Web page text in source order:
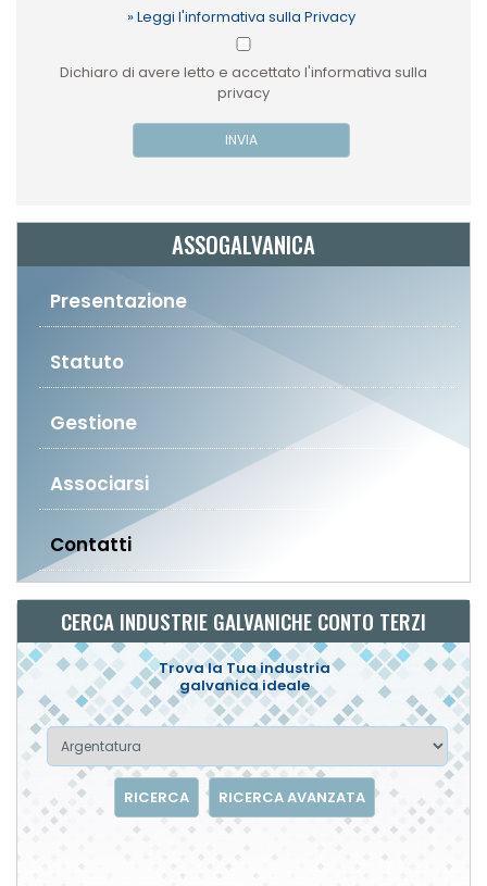
» Leggi l'informativa sulla Privacy
Dichiaro di avere letto e accettato l'informativa sulla
privacy
INVIA
ASSOGALVANICA
Presentazione
Statuto
Gestione
Associarsi
Contatti
CERCA INDUSTRIE GALVANICHE CONTO TERZI
Trova la Tua industria
galvanica ideale
RICERCA RICERCA AVANZATA